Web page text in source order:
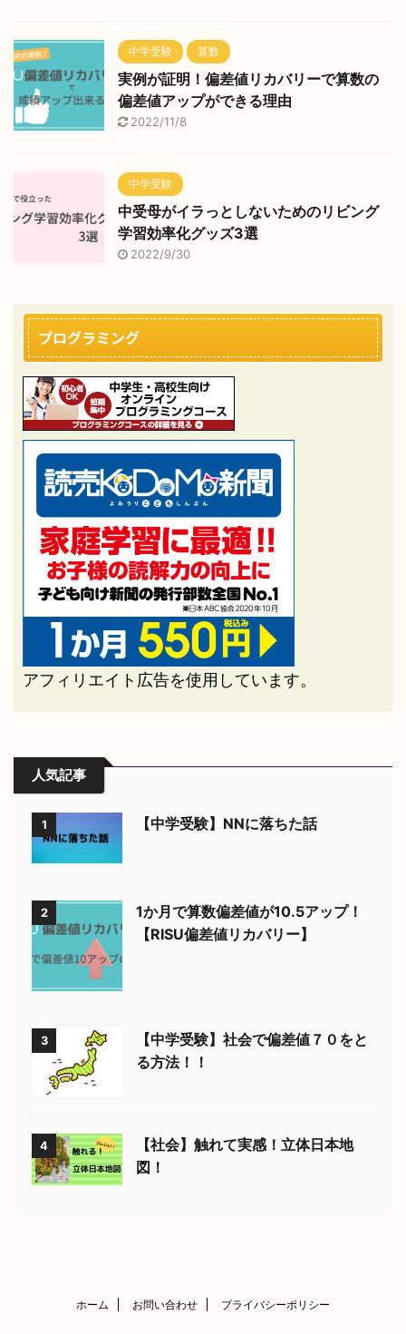
中学受験 算数
実例が証明！偏差値リカバリーで算数の
偏差値アップができる理由
2022/11/8
中学受験
中受母がイラっとしないためのリビング
学習効率化グッズ3選
2022/9/30
プログラミング
アフィリエイト広告を使用しています。
人気記事
1 【中学受験】NNに落ちた話
2
1か月で算数偏差値が10.5アップ！
【RISU偏差値リカバリー】
3
【中学受験】社会で偏差値７０をと
る方法！！
4
【社会】触れて実感！立体日本地
図！
ホーム お問い合わせ プライバシーポリシー